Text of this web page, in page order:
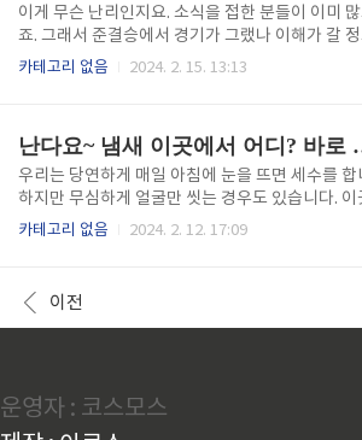
들고 호흡을 조절하는 중요한 역할을 합니다. 후두
대, 후두실, 후두개 등으로 구성됩니다. 그렇다면
수술이 필요한 원인과 증상 그리고 치료방법은 어
필요한지 알아볼게요. 후두수술이 필요한 원인 가
휴식을 취하면 자연적..
이게 무슨 난리인지요. 소식을 접한 분들이 이미 많
죠. 그래서 준결승에서 경기가 그랬나 이해가 갈
니다. 지금 모든 관심이 손흥민 이강인 두 선수에게
향으로만 쏠리면 좋겠습니다. 대한민국 대표팀이
원팀인 줄만 알았는데 들려온 소식은 적잖이 충격
습니다. 멱살을 잡았다. 주먹질로 맞대응했다. 손흥
피했지만 이 과정에서 다른 선수들이 둘 사이를 떼
는 과정에서 손흥민의 손가락이 탈구되었다는 소식
러졌고 그때는 무심코 지나쳤던 사진에서 보니 손
의 손가락이 무슨 문제가 있었던 것은..
카테고리 없음 2024. 2. 15. 13:13
난다요~
우리는 당연하게 매일 아침에 눈을 뜨면 세수를 합
하지만 무심하게 얼굴만 씻는 경우도 있습니다. 이
놓치기 마련이죠. 우연한 기회에 귀 뒤가 가려워서
라고요. 안 씻어서 그런가? 그렇습니다. 세수만 하
뒤까지 자세하게 안 씻어서 그랬던 겁니다. 저처럼
새가 나기도 한답니다. 그러니 이 부분은 씻을 때 꼭
지 말고 꼼꼼하게 씻어야 할 이유입니다. 다시 돌아
카테고리 없음 2024. 2. 12. 17:09
이전
운영자 : 코스모스